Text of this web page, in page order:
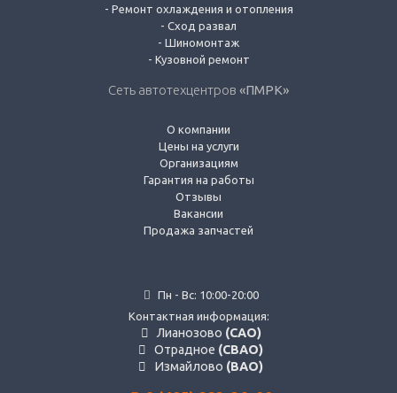
- Ремонт охлаждения и отопления
- Сход развал
- Шиномонтаж
- Кузовной ремонт
Сеть автотехцентров «ПМРК»
О компании
Цены на услуги
Организациям
Гарантия на работы
Отзывы
Вакансии
Продажа запчастей
Пн - Вс: 10:00-20:00
Контактная информация:
Лианозово (САО)
Отрадное (СВАО)
Измайлово (ВАО)